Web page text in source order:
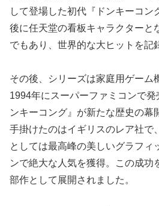
して登場した初代『ドンキーコン
後に任天堂の看板キャラクターと
でもあり、世界的な大ヒットを記
その後、シリーズは家庭用ゲーム
1994年にスーパーファミコンで発
ンキーコング』が新たな歴史の幕
手掛けたのはイギリスのレア社で
としては最高峰の美しいグラフィ
ンで絶大な人気を獲得。この成功
部作として展開されました。